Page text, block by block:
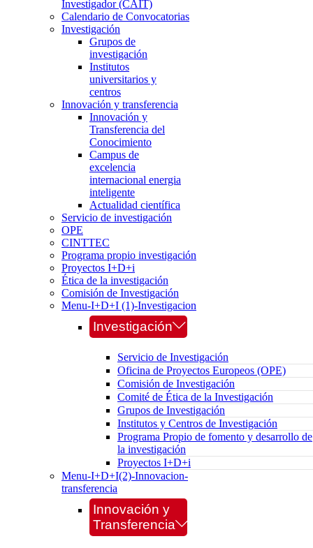
Investigador (CAIT)
Calendario de Convocatorias
Investigación
Grupos de
investigación
Institutos
universitarios y
centros
Innovación y transferencia
Innovación y
Transferencia del
Conocimiento
Campus de
excelencia
internacional energia
inteligente
Actualidad científica
Servicio de investigación
OPE
CINTTEC
Programa propio investigación
Proyectos I+D+i
Ética de la investigación
Comisión de Investigación
Menu-I+D+I (1)-Investigacion
Investigación
Servicio de Investigación
Oficina de Proyectos Europeos (OPE)
Comisión de Investigación
Comité de Ética de la Investigación
Grupos de Investigación
Institutos y Centros de Investigación
Programa Propio de fomento y desarrollo de
la investigación
Proyectos I+D+i
Menu-I+D+I(2)-Innovacion-
transferencia
Innovación y
Transferencia